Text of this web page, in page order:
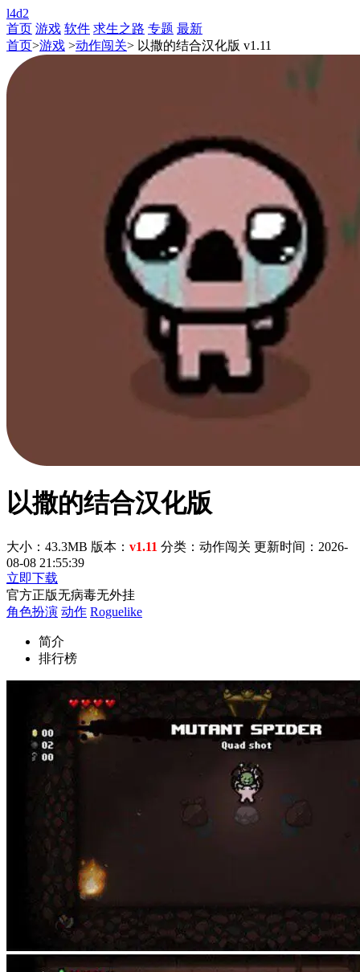
l4d2
首页 游戏 软件 求生之路 专题 最新
首页>游戏 >动作闯关> 以撒的结合汉化版 v1.11
以撒的结合汉化版
大小：43.3MB 版本： v1.11 分类：动作闯关 更新时间：2026-
08-08 21:55:39
立即下载
官方正版无病毒无外挂
角色扮演 动作 Roguelike
简介
排行榜